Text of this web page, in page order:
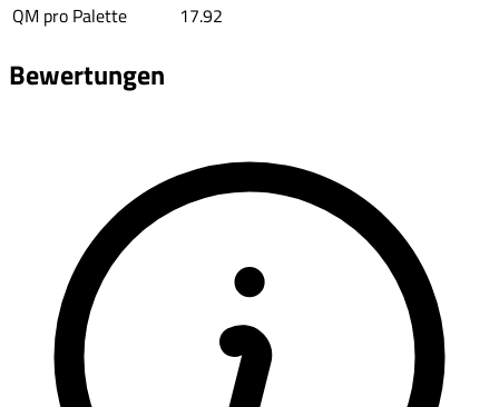
QM pro Palette
17.92
Bewertungen